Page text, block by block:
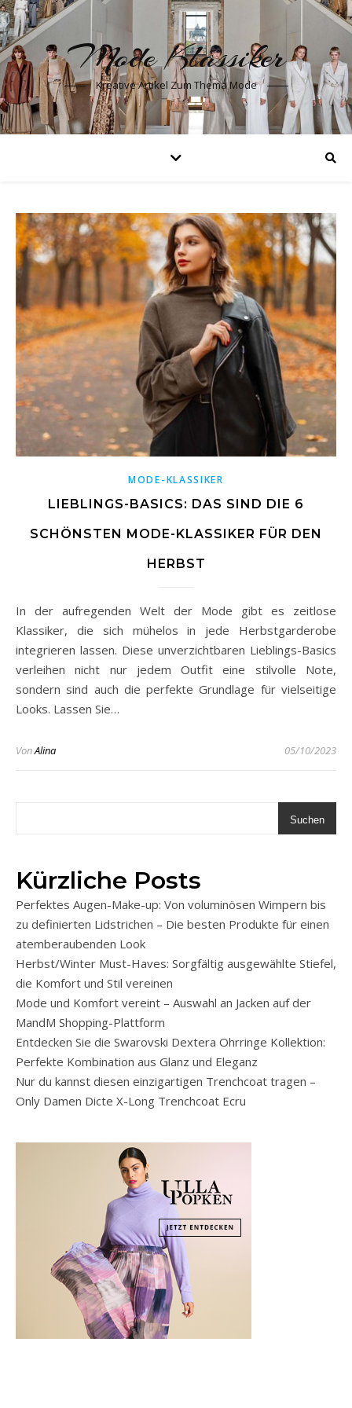
Mode Klassiker
Kreative Artikel Zum Thema Mode
MODE-KLASSIKER
LIEBLINGS-BASICS: DAS SIND DIE 6
SCHÖNSTEN MODE-KLASSIKER FÜR DEN
HERBST
In der aufregenden Welt der Mode gibt es zeitlose
Klassiker, die sich mühelos in jede Herbstgarderobe
integrieren lassen. Diese unverzichtbaren Lieblings-Basics
verleihen nicht nur jedem Outfit eine stilvolle Note,
sondern sind auch die perfekte Grundlage für vielseitige
Looks. Lassen Sie…
VonAlina 05/10/2023
Suchen
Kürzliche Posts
Perfektes Augen-Make-up: Von voluminösen Wimpern bis
zu definierten Lidstrichen – Die besten Produkte für einen
atemberaubenden Look
Herbst/Winter Must-Haves: Sorgfältig ausgewählte Stiefel,
die Komfort und Stil vereinen
Mode und Komfort vereint – Auswahl an Jacken auf der
MandM Shopping-Plattform
Entdecken Sie die Swarovski Dextera Ohrringe Kollektion:
Perfekte Kombination aus Glanz und Eleganz
Nur du kannst diesen einzigartigen Trenchcoat tragen –
Only Damen Dicte X-Long Trenchcoat Ecru